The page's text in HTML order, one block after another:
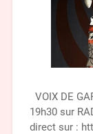
VOIX DE
19h30 sur
direct sur :